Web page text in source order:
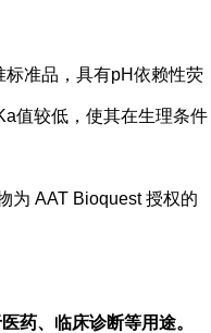
准品，具有pH依赖性荧
值较低，使其在生理条件
为 AAT Bioquest 授权的
药、临床诊断等用途。